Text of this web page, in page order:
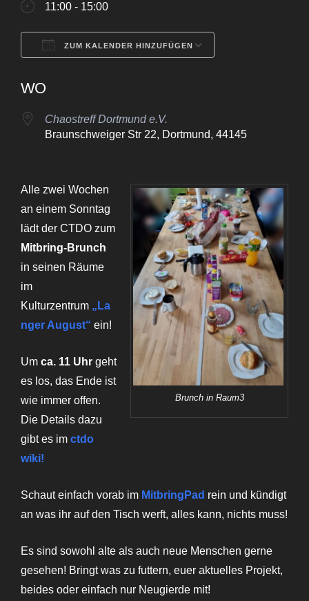
11:00 - 15:00
ZUM KALENDER HINZUFÜGEN
WO
Chaostreff Dortmund e.V.
Braunschweiger Str 22, Dortmund, 44145
Brunch in Raum3
Alle zwei Wochen
an einem Sonntag
lädt der CTDO zum
Mitbring-Brunch
in seinen Räume
im
Kulturzentrum „La
nger August“ ein!
Um ca. 11 Uhr geht
es los, das Ende ist
wie immer offen.
Die Details dazu
gibt es im ctdo
wiki!
Schaut einfach vorab im Mitbring Pad rein und kündigt
an was ihr auf den Tisch werft, alles kann, nichts muss!
Es sind sowohl alte als auch neue Menschen gerne
gesehen! Bringt was zu futtern, euer aktuelles Projekt,
beides oder einfach nur Neugierde mit!